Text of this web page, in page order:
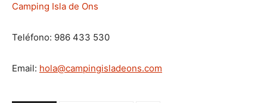
Camping Isla de Ons
Teléfono: 986 433 530
Email: hola@campingisladeons.com